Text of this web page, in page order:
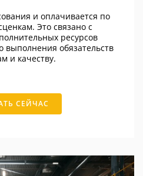
и оплачивается по
Это связано с
ресурсов
выполнения обязательств
и качеству.
СЕЙЧАС